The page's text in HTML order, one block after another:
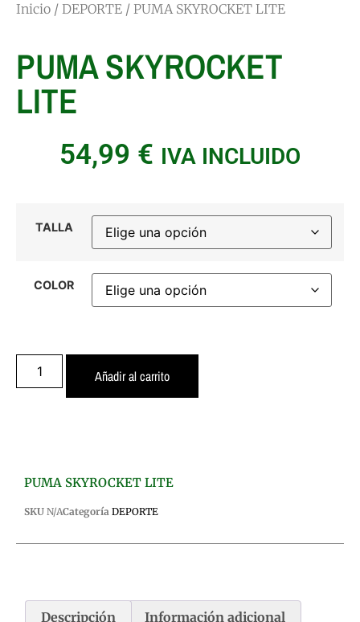
Inicio / DEPORTE / PUMA SKYROCKET LITE
PUMA SKYROCKET
LITE
54,99 € IVA INCLUIDO
TALLA
COLOR
Añadir al carrito
PUMA SKYROCKET LITE
SKU N/ACategoría DEPORTE
Descripción Información adicional